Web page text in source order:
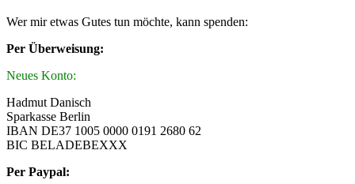
Wer mir etwas Gutes tun möchte, kann spenden:
Per Überweisung:
Neues Konto:
Hadmut Danisch
Sparkasse Berlin
IBAN DE37 1005 0000 0191 2680 62
BIC BELADEBEXXX
Per Paypal: